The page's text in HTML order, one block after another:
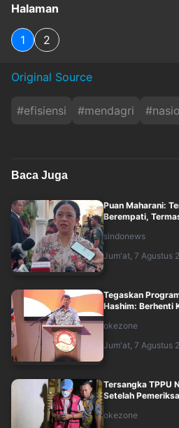
Halaman
1 2
Original Source
#efisiensi #mendagri #
Baca Juga
Puan Maharani:
Berempati,
sindonews
Jum'at, 7 Agustus
Tegaskan
Hashim: Berhenti
okezone
Jum'at, 7 Agustus
Tersangka TPPU
Setelah
okezone